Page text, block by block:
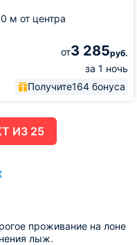
м от центра
от3 285руб.
за 1 ночь
Получите164 бонуса
ИЗ 25
проживание на лоне
лыж.